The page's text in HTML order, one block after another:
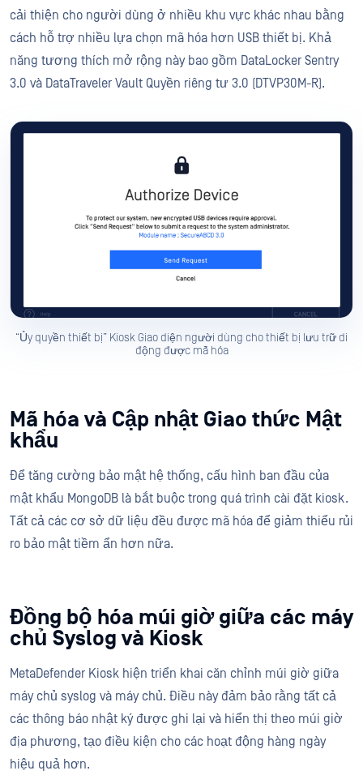
cải thiện cho người dùng ở nhiều khu vực khác nhau bằng
cách hỗ trợ nhiều lựa chọn mã hóa hơn USB thiết bị. Khả
năng tương thích mở rộng này bao gồm DataLocker Sentry
3.0 và DataTraveler Vault Quyền riêng tư 3.0 (DTVP30M-R).
“Ủy quyền thiết bị” Kiosk Giao diện người dùng cho thiết bị lưu trữ di
động được mã hóa
Mã hóa và Cập nhật Giao thức Mật
khẩu
Để tăng cường bảo mật hệ thống, cấu hình ban đầu của
mật khẩu MongoDB là bắt buộc trong quá trình cài đặt kiosk.
Tất cả các cơ sở dữ liệu đều được mã hóa để giảm thiểu rủi
ro bảo mật tiềm ẩn hơn nữa.
Đồng bộ hóa múi giờ giữa các máy
chủ Syslog và Kiosk
MetaDefender Kiosk hiện triển khai căn chỉnh múi giờ giữa
máy chủ syslog và máy chủ. Điều này đảm bảo rằng tất cả
các thông báo nhật ký được ghi lại và hiển thị theo múi giờ
địa phương, tạo điều kiện cho các hoạt động hàng ngày
hiệu quả hơn.